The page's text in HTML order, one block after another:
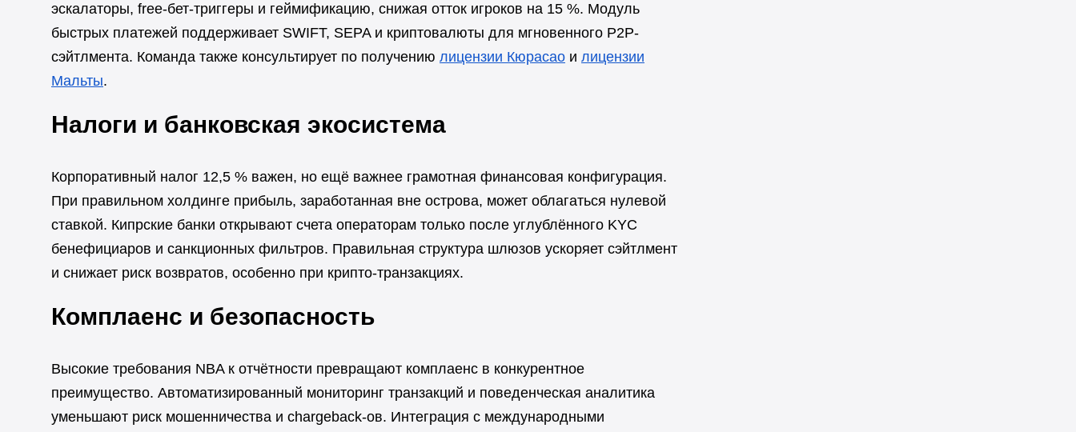
эскалаторы, free-бет-триггеры и геймификацию, снижая отток игроков на 15 %. Модуль
быстрых платежей поддерживает SWIFT, SEPA и криптовалюты для мгновенного P2P-
сэйтлмента. Команда также консультирует по получению лицензии Кюрасао и лицензии
Мальты.
Налоги и банковская экосистема
Корпоративный налог 12,5 % важен, но ещё важнее грамотная финансовая конфигурация.
При правильном холдинге прибыль, заработанная вне острова, может облагаться нулевой
ставкой. Кипрские банки открывают счета операторам только после углублённого KYC
бенефициаров и санкционных фильтров. Правильная структура шлюзов ускоряет сэйтлмент
и снижает риск возвратов, особенно при крипто-транзакциях.
Комплаенс и безопасность
Высокие требования NBA к отчётности превращают комплаенс в конкурентное
преимущество. Автоматизированный мониторинг транзакций и поведенческая аналитика
уменьшают риск мошенничества и chargeback-ов. Интеграция с международными